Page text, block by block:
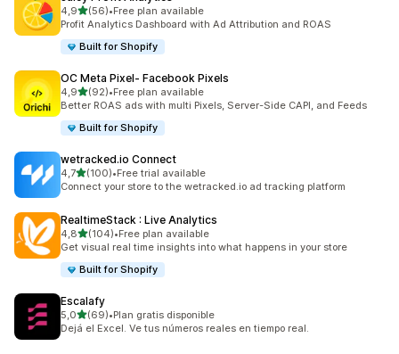
4,9z 5 hvězd
(56)
Celkový počet recenzí: 56
•Free plan available
Profit Analytics Dashboard with Ad Attribution and ROAS
Built for Shopify
OC Meta Pixel‑ Facebook Pixels
4,9z 5 hvězd
(92)
Celkový počet recenzí: 92
•Free plan available
Better ROAS ads with multi Pixels, Server-Side CAPI, and Feeds
Built for Shopify
wetracked.io Connect
4,7z 5 hvězd
(100)
Celkový počet recenzí: 100
•Free trial available
Connect your store to the wetracked.io ad tracking platform
RealtimeStack : Live Analytics
4,8z 5 hvězd
(104)
Celkový počet recenzí: 104
•Free plan available
Get visual real time insights into what happens in your store
Built for Shopify
Escalafy
5,0z 5 hvězd
(69)
Celkový počet recenzí: 69
•Plan gratis disponible
Dejá el Excel. Ve tus números reales en tiempo real.